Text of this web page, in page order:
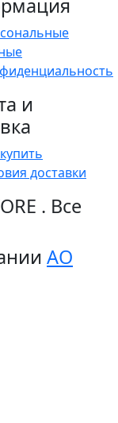
и
доставки
. Все
АО